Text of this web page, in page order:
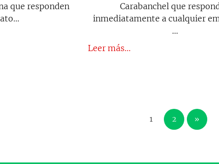
que responden
Carabanchel que
inmediatamente a cualquier
…
Leer más...
1 2 »